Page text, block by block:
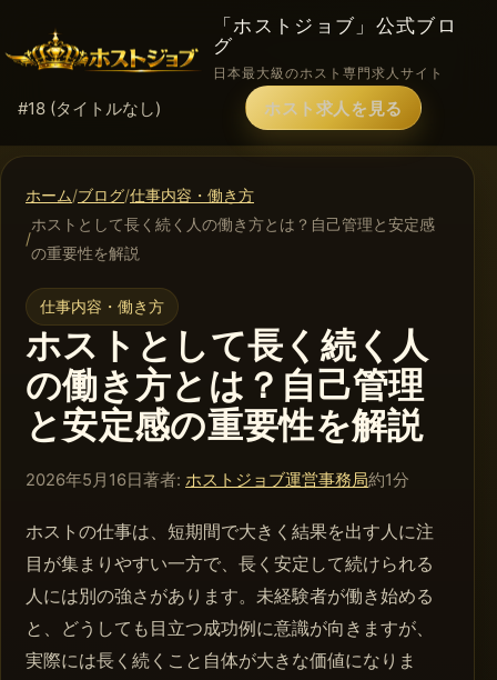
「ホストジョブ」公式ブロ
グ
日本最大級のホスト専門求人サイト
#18 (タイトルなし) ホスト求人を見る
ホーム ブログ 仕事内容・働き方
ホストとして長く続く人の働き方とは？自己管理と安定感
の重要性を解説
仕事内容・働き方
ホストとして長く続く人
の働き方とは？自己管理
と安定感の重要性を解説
2026年5月16日著者: ホストジョブ運営事務局約1分
ホストの仕事は、短期間で大きく結果を出す人に注
目が集まりやすい一方で、長く安定して続けられる
人には別の強さがあります。未経験者が働き始める
と、どうしても目立つ成功例に意識が向きますが、
実際には長く続くこと自体が大きな価値になりま